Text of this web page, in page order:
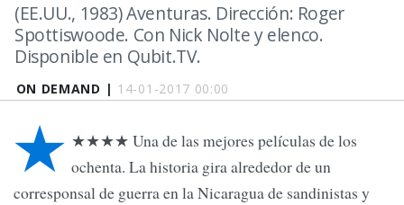
ON DEMAND | 14-01-2017 00:00
(EE.UU., 1983) Aventuras. Dirección: Roger
Spottiswoode. Con Nick Nolte y elenco.
Disponible en Qubit.TV.
★ ★★★★ Una de las mejores películas de los
ochenta. La historia gira alrededor de un
corresponsal de guerra en la Nicaragua de sandinistas y